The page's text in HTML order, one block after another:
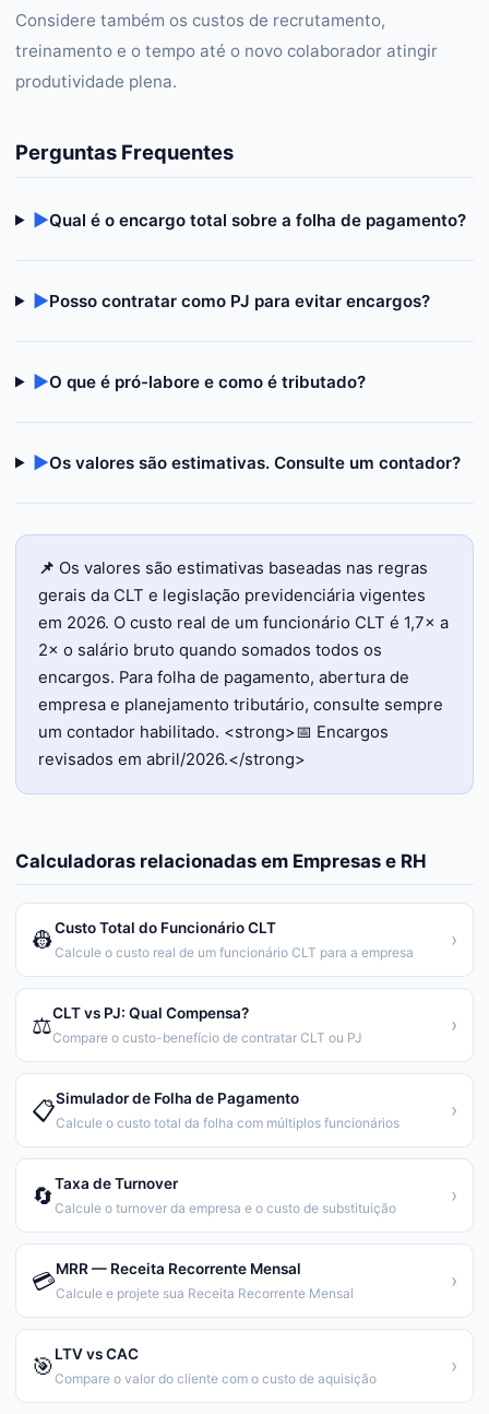
Considere também os custos de recrutamento,
treinamento e o tempo até o novo colaborador atingir
produtividade plena.
Perguntas Frequentes
▶Qual é o encargo total sobre a folha de pagamento?
▶Posso contratar como PJ para evitar encargos?
▶O que é pró-labore e como é tributado?
▶Os valores são estimativas. Consulte um contador?
📌 Os valores são estimativas baseadas nas regras
gerais da CLT e legislação previdenciária vigentes
em 2026. O custo real de um funcionário CLT é 1,7× a
2× o salário bruto quando somados todos os
encargos. Para folha de pagamento, abertura de
empresa e planejamento tributário, consulte sempre
um contador habilitado. <strong>📅 Encargos
revisados em abril/2026.</strong>
Calculadoras relacionadas em Empresas e RH
👷Custo Total do Funcionário CLT
Calcule o custo real de um funcionário CLT para a empresa
›
⚖️CLT vs PJ: Qual Compensa?
Compare o custo-benefício de contratar CLT ou PJ
›
📋Simulador de Folha de Pagamento
Calcule o custo total da folha com múltiplos funcionários
›
🔄Taxa de Turnover
Calcule o turnover da empresa e o custo de substituição
›
💳MRR — Receita Recorrente Mensal
Calcule e projete sua Receita Recorrente Mensal
›
🎯LTV vs CAC
Compare o valor do cliente com o custo de aquisição
›